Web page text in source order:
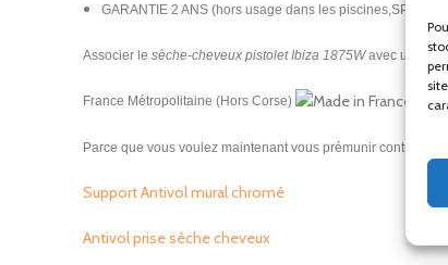
GARANTIE 2 ANS (hors usage dans les piscines,SPA et
Associer le sèche-cheveux pistolet Ibiza 1875Wavec un
France Métropolitaine (Hors Corse)
Parce que vous voulez maintenant vous prémunir contre les
Support Antivol mural chromé
Antivol prise sèche cheveux